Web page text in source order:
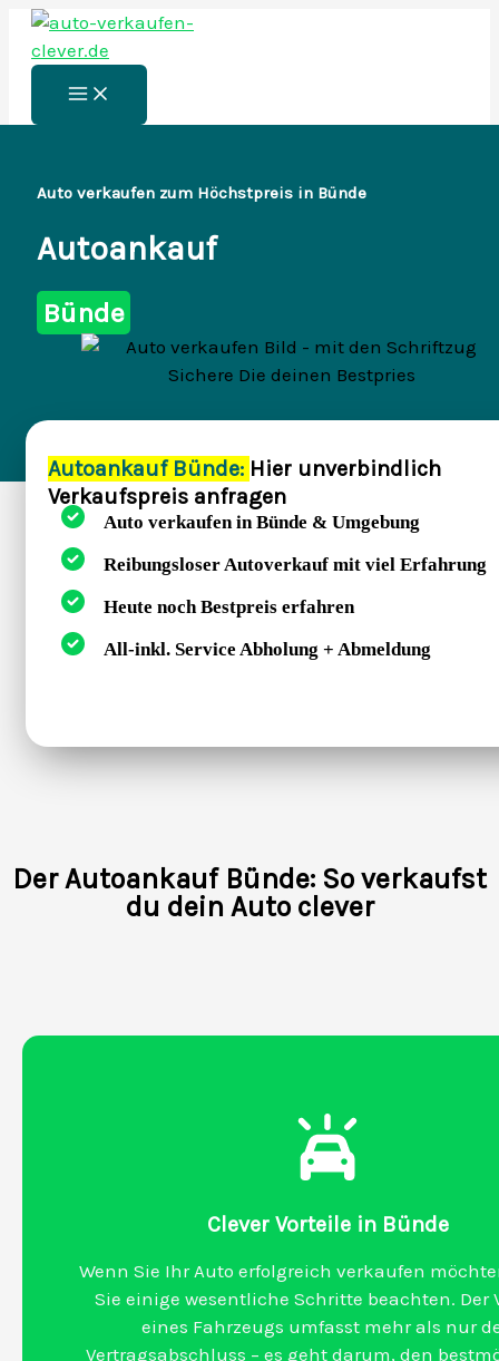
Zum
Inhalt
springen
Main
Menu
Auto verkaufen zum Höchstpreis in Bünde
Autoankauf
Bünde
Autoankauf Bünde: Hier unverbindlich
Verkaufspreis anfragen
Auto verkaufen in Bünde & Umgebung
Reibungsloser Autoverkauf mit viel Erfahrung
Heute noch Bestpreis erfahren
All-inkl. Service Abholung + Abmeldung
Der Autoankauf Bünde: So verkaufst
du dein Auto clever
Clever Vorteile in Bünde
Wenn Sie Ihr Auto erfolgreich verkaufen
Sie einige wesentliche Schritte beachten. Der
eines Fahrzeugs umfasst mehr als nur
Vertragsabschluss – es geht darum, den